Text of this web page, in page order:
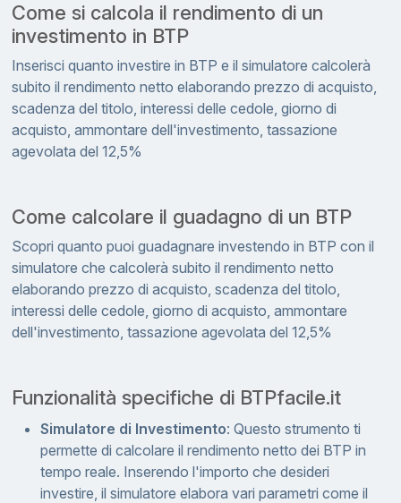
Come si calcola il rendimento di un
investimento in BTP
Inserisci quanto investire in BTP e il simulatore calcolerà
subito il rendimento netto elaborando prezzo di acquisto,
scadenza del titolo, interessi delle cedole, giorno di
acquisto, ammontare dell'investimento, tassazione
agevolata del 12,5%
Come calcolare il guadagno di un BTP
Scopri quanto puoi guadagnare investendo in BTP con il
simulatore che calcolerà subito il rendimento netto
elaborando prezzo di acquisto, scadenza del titolo,
interessi delle cedole, giorno di acquisto, ammontare
dell'investimento, tassazione agevolata del 12,5%
Funzionalità specifiche di BTPfacile.it
Simulatore di Investimento: Questo strumento ti
permette di calcolare il rendimento netto dei BTP in
tempo reale. Inserendo l'importo che desideri
investire, il simulatore elabora vari parametri come il